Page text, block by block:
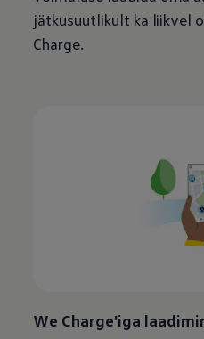
jätkusuutlikult ka liikvel
Charge.
We Charge'iga